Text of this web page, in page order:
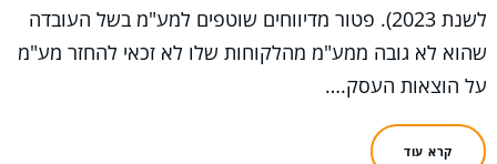
לשנת 2023). פטור מדיווחים שוטפים למע"מ בשל העובדה
שהוא לא גובה ממע"מ מהלקוחות שלו לא זכאי להחזר מע"מ
על הוצאות העסק.…
קרא עוד